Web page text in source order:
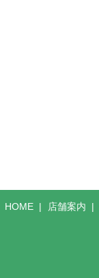
HOME 店舗案内